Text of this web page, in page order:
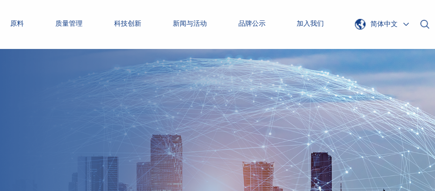
原料 质量管理 科技创新 新闻与活动 品牌公示 加入我们 简体中文